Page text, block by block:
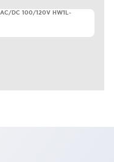
AC/DC 100/120V HW1L-